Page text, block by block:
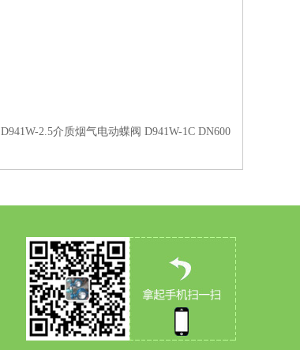
D941W-2.5介质烟气电动蝶阀 D941W-1C DN600